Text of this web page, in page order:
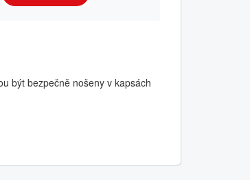
být bezpečně nošeny v kapsách